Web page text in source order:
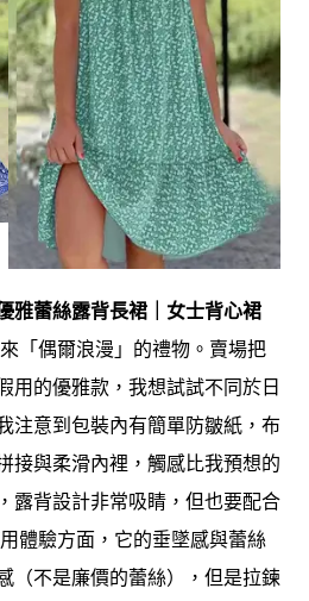
雅蕾絲露背長裙｜女士背心裙
「偶爾浪漫」的禮物。賣場把
用的優雅款，我想試試不同於日
注意到包裝內有簡單防皺紙，布
接與柔滑內裡，觸感比我預想的
露背設計非常吸睛，但也要配合
體驗方面，它的垂墜感與蕾絲
（不是廉價的蕾絲），但是拉鍊